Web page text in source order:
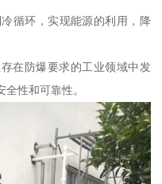
循环，实现能源的利用，降
在防爆要求的工业领域中发
性和可靠性。